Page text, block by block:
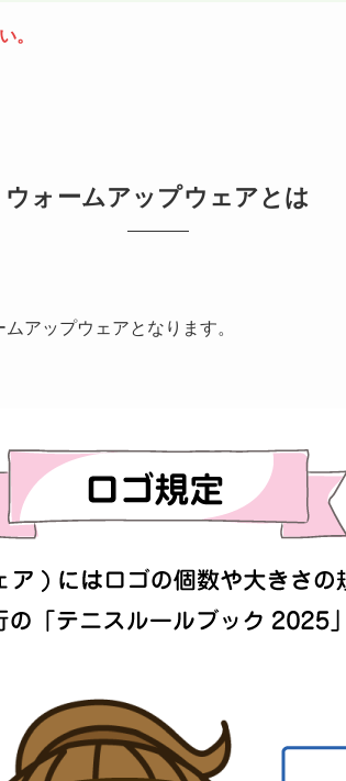
。
ウォームアップウェアとは
アップウェアとなります。